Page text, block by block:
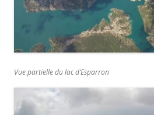
Vue partielle du lac d’Esparron